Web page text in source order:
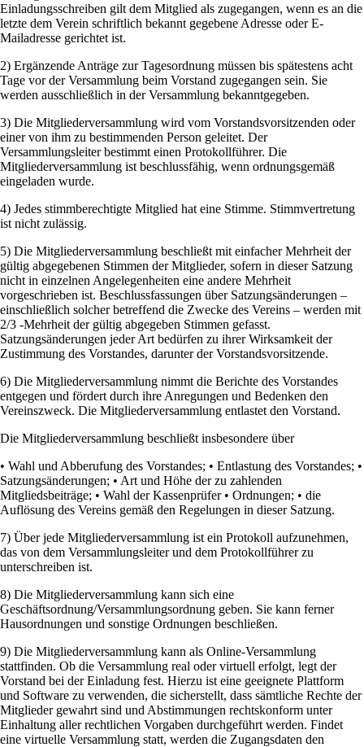
Einladungsschreiben gilt dem Mitglied als zugegangen, wenn es an die
letzte dem Verein schriftlich bekannt gegebene Adresse oder E-
Mailadresse gerichtet ist.
2) Ergänzende Anträge zur Tagesordnung müssen bis spätestens acht
Tage vor der Versammlung beim Vorstand zugegangen sein. Sie
werden ausschließlich in der Versammlung bekanntgegeben.
3) Die Mitgliederversammlung wird vom Vorstandsvorsitzenden oder
einer von ihm zu bestimmenden Person geleitet. Der
Versammlungsleiter bestimmt einen Protokollführer. Die
Mitgliederversammlung ist beschlussfähig, wenn ordnungsgemäß
eingeladen wurde.
4) Jedes stimmberechtigte Mitglied hat eine Stimme. Stimmvertretung
ist nicht zulässig.
5) Die Mitgliederversammlung beschließt mit einfacher Mehrheit der
gültig abgegebenen Stimmen der Mitglieder, sofern in dieser Satzung
nicht in einzelnen Angelegenheiten eine andere Mehrheit
vorgeschrieben ist. Beschlussfassungen über Satzungsänderungen –
einschließlich solcher betreffend die Zwecke des Vereins – werden mit
2/3 -Mehrheit der gültig abgegeben Stimmen gefasst.
Satzungsänderungen jeder Art bedürfen zu ihrer Wirksamkeit der
Zustimmung des Vorstandes, darunter der Vorstandsvorsitzende.
6) Die Mitgliederversammlung nimmt die Berichte des Vorstandes
entgegen und fördert durch ihre Anregungen und Bedenken den
Vereinszweck. Die Mitgliederversammlung entlastet den Vorstand.
Die Mitgliederversammlung beschließt insbesondere über
• Wahl und Abberufung des Vorstandes; • Entlastung des Vorstandes; •
Satzungsänderungen; • Art und Höhe der zu zahlenden
Mitgliedsbeiträge; • Wahl der Kassenprüfer • Ordnungen; • die
Auflösung des Vereins gemäß den Regelungen in dieser Satzung.
7) Über jede Mitgliederversammlung ist ein Protokoll aufzunehmen,
das von dem Versammlungsleiter und dem Protokollführer zu
unterschreiben ist.
8) Die Mitgliederversammlung kann sich eine
Geschäftsordnung/Versammlungsordnung geben. Sie kann ferner
Hausordnungen und sonstige Ordnungen beschließen.
9) Die Mitgliederversammlung kann als Online-Versammlung
stattfinden. Ob die Versammlung real oder virtuell erfolgt, legt der
Vorstand bei der Einladung fest. Hierzu ist eine geeignete Plattform
und Software zu verwenden, die sicherstellt, dass sämtliche Rechte der
Mitglieder gewahrt sind und Abstimmungen rechtskonform unter
Einhaltung aller rechtlichen Vorgaben durchgeführt werden. Findet
eine virtuelle Versammlung statt, werden die Zugangsdaten den